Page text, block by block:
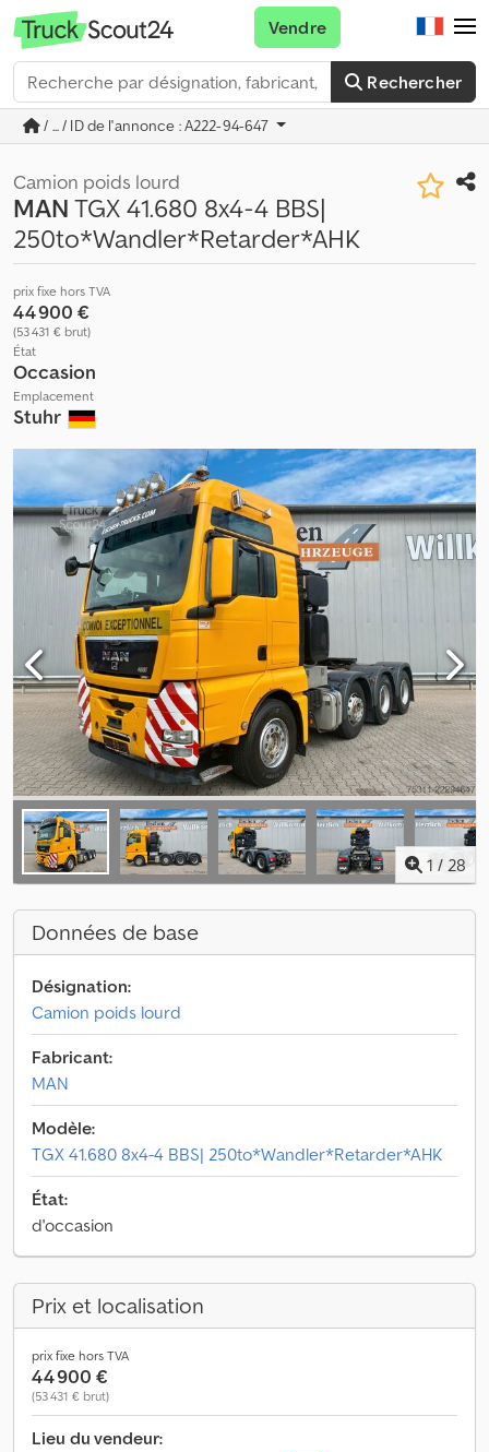
Rechercher
Vendre
/ ... / ID de l'annonce : A222-94-647
Camion poids lourd
MANTGX 41.680 8x4-4 BBS|
250to*Wandler*Retarder*AHK
prix fixe hors TVA
44 900 €
(53 431 € brut)
État
Occasion
Emplacement
Stuhr
1 / 28
Données de base
Désignation:
Camion poids lourd
Fabricant:
MAN
Modèle:
TGX 41.680 8x4-4 BBS| 250to*Wandler*Retarder*AHK
État:
d'occasion
Prix et localisation
prix fixe hors TVA
44 900 €
(53 431 € brut)
Lieu du vendeur: